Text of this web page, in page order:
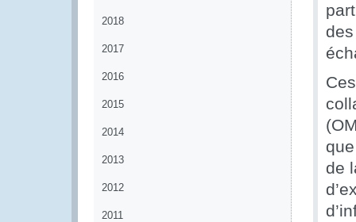
2018
2017
2016
2015
2014
2013
2012
2011
de